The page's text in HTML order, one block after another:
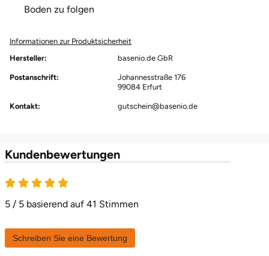
Boden zu folgen
Informationen zur Produktsicherheit
Hersteller:
basenio.de GbR
Postanschrift:
Johannesstraße 176
99084 Erfurt
Kontakt: gutschein@basenio.de
Kundenbewertungen
5 von 5
5 / 5 basierend auf 41 Stimmen
Schreiben Sie eine Bewertung